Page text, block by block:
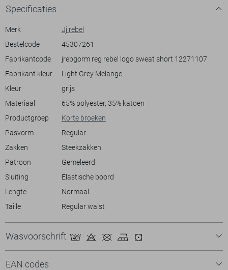
altijd ruimte om kleine essentials mee te nemen. De elastische boord
biedt flexibiliteit en maakt het gemakkelijk om de broek de hele dag
door comfortabel te dragen.
De JJ Rebel korte broek is ideaal voor diverse situaties, van een
rustige dag thuis tot informele ontmoetingen met vrienden. Dankzij
het tijdloze design kun je hem gemakkelijk combineren met een T-shirt
maken of een ontspannen middag op een terras doorbrengt, deze
korte broek is een veelzijdige keuze. Met een normale lengte en een
bewegingsvrijheid en comfort.
Specificaties
Merk
Jj rebel
Bestelcode
45307261
Fabrikantcode
jrebgorm reg rebel logo sweat short 12271107
Fabrikant kleur
Light Grey Melange
Kleur
grijs
Materiaal
65% polyester, 35% katoen
Productgroep
Korte broeken
Pasvorm
Regular
Zakken
Steekzakken
Patroon
Gemeleerd
Sluiting
Elastische boord
Lengte
Normaal
Taille
Regular waist
Wasvoorschrift
EAN codes